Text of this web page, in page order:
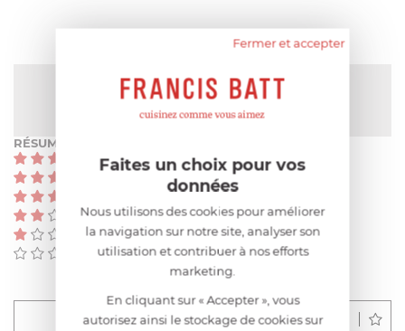
NOTE MOYENNE
Pas encore de note
RÉSUMÉ
(0)
(0)
(0)
(0)
Déposer un avis
Fermer et accepter
Faites un choix pour vos
données
Nous utilisons des cookies pour améliorer
la navigation sur notre site, analyser son
utilisation et contribuer à nos efforts
marketing.
En cliquant sur « Accepter », vous
autorisez ainsi le stockage de cookies sur